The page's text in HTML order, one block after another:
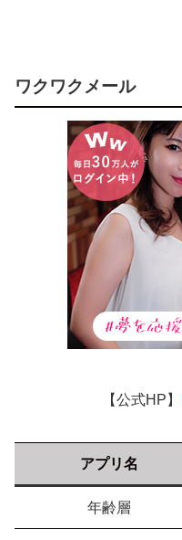
ワクワクメール
【公式HP】
アプリ名
年齢層